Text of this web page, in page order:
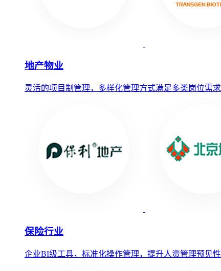
地产物业
灵活的项目制管理，多样化管理方式满足多类岗位需求
保险行业
企业BI级工具，标准化操作管理，提升人资管理预见性